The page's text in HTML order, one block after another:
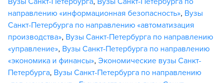
направлению «информационная безопасность», Вузы
Санкт-Петербурга по направлению «автоматизация
производства», Вузы Санкт-Петербурга по направлению
«управление», Вузы Санкт-Петербурга по направлению
«экономика и финансы», Экономические вузы Санкт-
Петербурга, Вузы Санкт-Петербурга по направлению